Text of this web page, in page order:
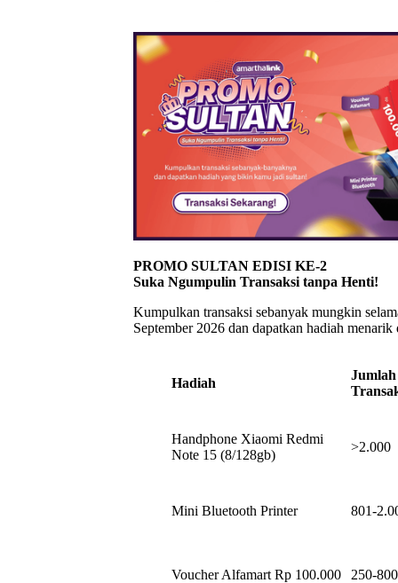
PROMO SULTAN EDISI KE-2
Suka Ngumpulin Transaksi tanpa Henti!
Kumpulkan transaksi sebanyak mungkin
September 2026 dan dapatkan hadiah
Hadiah
Jumlah
Handphone Xiaomi Redmi
Note 15 (8/128gb)
>2.000
Mini Bluetooth Printer 801-
Voucher Alfamart Rp 100.000 250-800